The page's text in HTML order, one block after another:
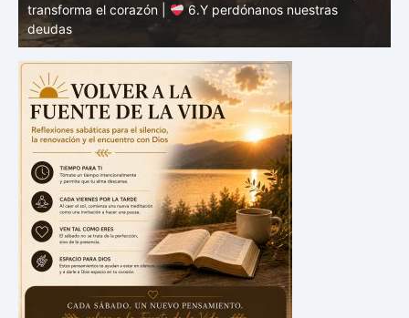
transforma el corazón |
5.Danos hoy nuestro pan de
cada día